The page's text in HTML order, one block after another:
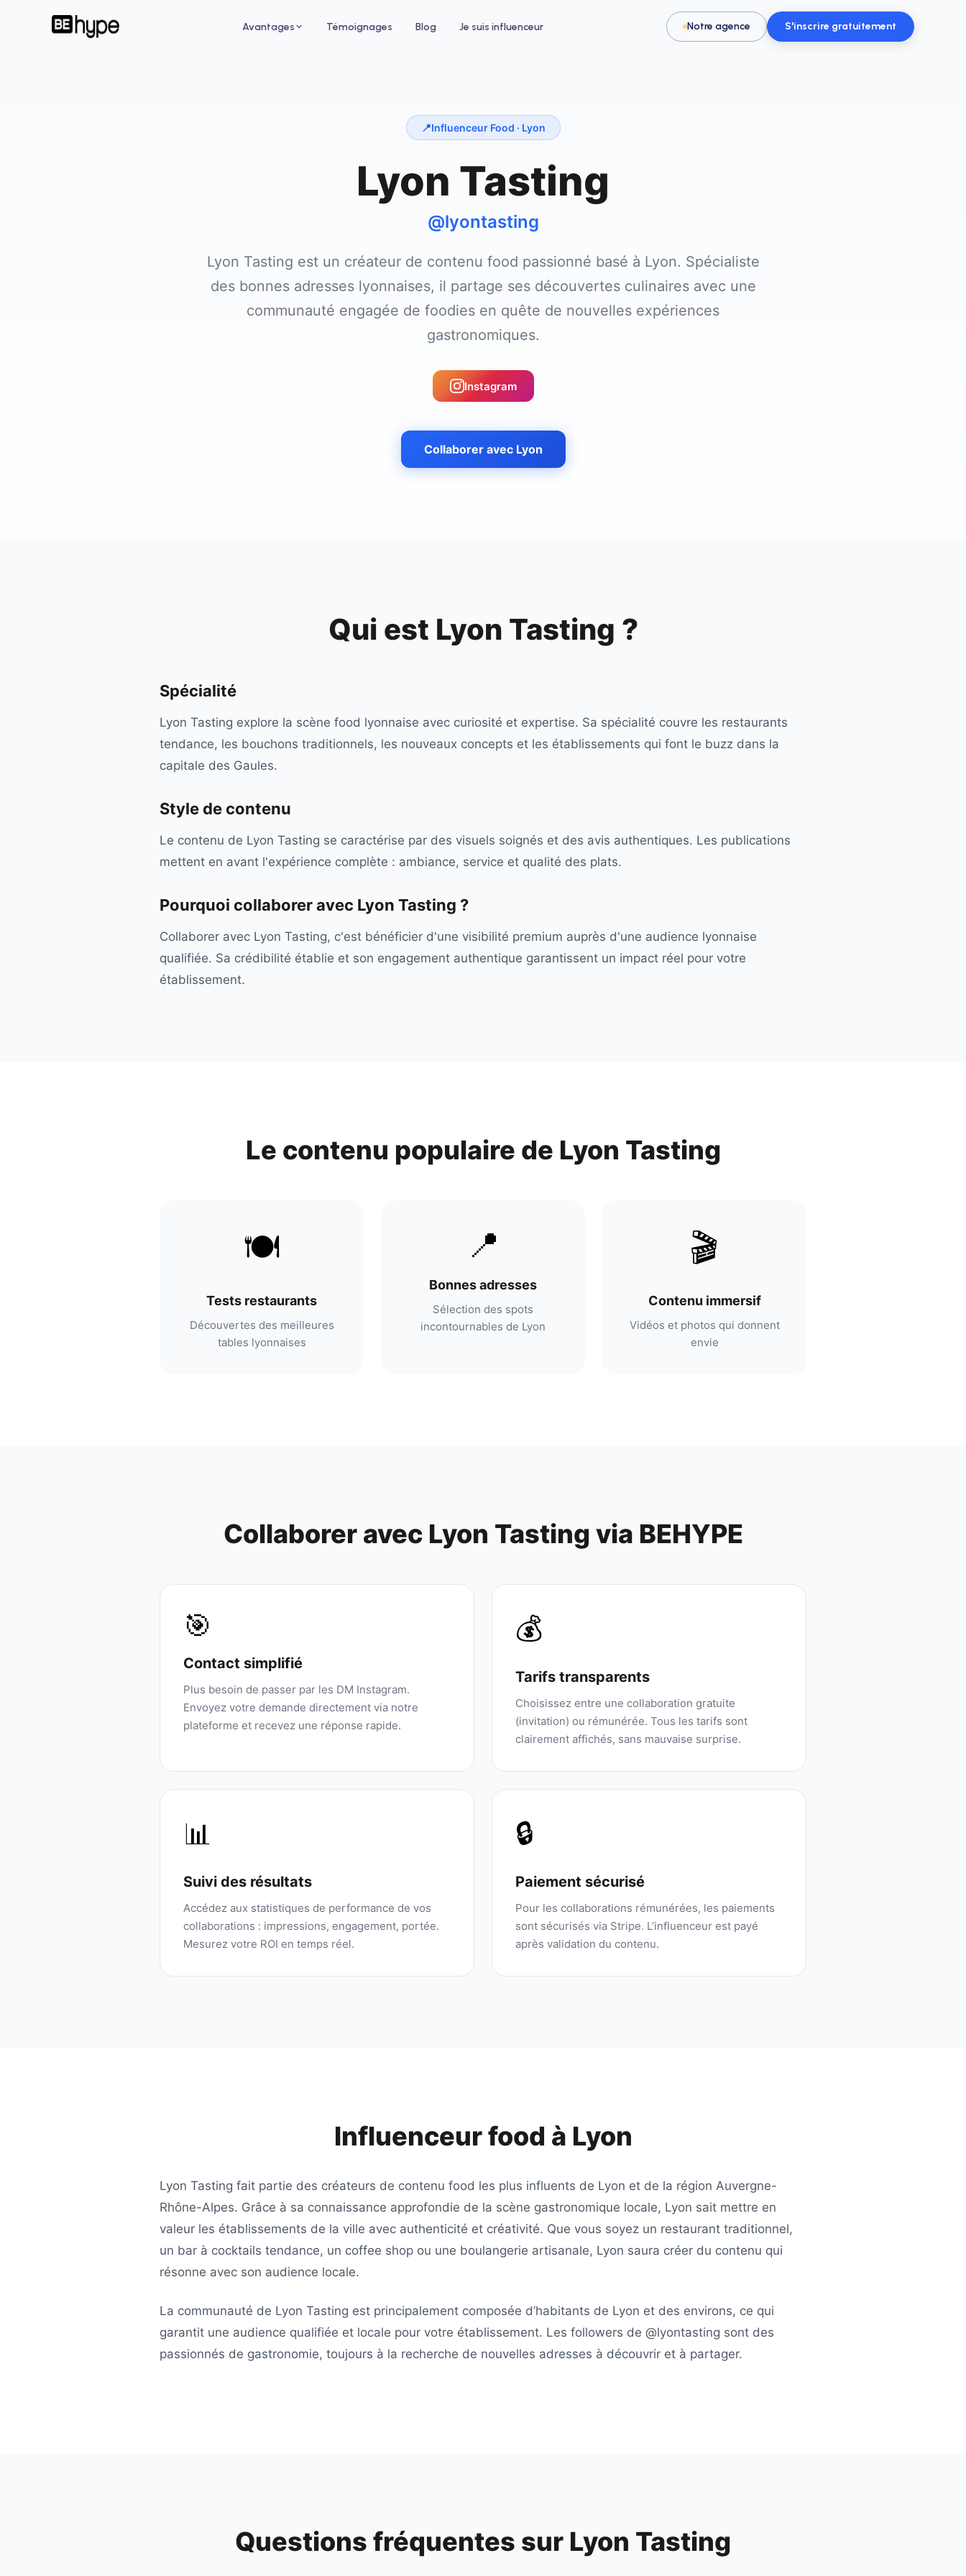
Avantages
Pour un hôtel
Augmentez votre taux d'occupation avec
des influenceurs voyage et lifestyle
Pour le bien-être
Développez votre clientèle en institut, spa
ou salon de coiffure
Témoignages Blog Je suis influenceur Notre agence S'inscrire gratuitement
📍Influenceur Food · Lyon
Lyon Tasting
@lyontasting
Lyon Tasting est un créateur de contenu food passionné basé à Lyon. Spécialiste
des bonnes adresses lyonnaises, il partage ses découvertes culinaires avec une
communauté engagée de foodies en quête de nouvelles expériences
gastronomiques.
Instagram
Collaborer avec Lyon
Qui est Lyon Tasting ?
Spécialité
Lyon Tasting explore la scène food lyonnaise avec curiosité et expertise. Sa spécialité couvre les restaurants
tendance, les bouchons traditionnels, les nouveaux concepts et les établissements qui font le buzz dans la
capitale des Gaules.
Style de contenu
Le contenu de Lyon Tasting se caractérise par des visuels soignés et des avis authentiques. Les publications
mettent en avant l'expérience complète : ambiance, service et qualité des plats.
Pourquoi collaborer avec Lyon Tasting ?
Collaborer avec Lyon Tasting, c'est bénéficier d'une visibilité premium auprès d'une audience lyonnaise
qualifiée. Sa crédibilité établie et son engagement authentique garantissent un impact réel pour votre
établissement.
Le contenu populaire de Lyon Tasting
🍽️
Tests restaurants
Découvertes des meilleures
tables lyonnaises
📍
Bonnes adresses
Sélection des spots
incontournables de Lyon
🎬
Contenu immersif
Vidéos et photos qui donnent
envie
Collaborer avec Lyon Tasting via BEHYPE
🎯
Contact simplifié
Plus besoin de passer par les DM Instagram.
Envoyez votre demande directement via notre
plateforme et recevez une réponse rapide.
💰
Tarifs transparents
Choisissez entre une collaboration gratuite
(invitation) ou rémunérée. Tous les tarifs sont
clairement affichés, sans mauvaise surprise.
📊
Suivi des résultats
Accédez aux statistiques de performance de vos
collaborations : impressions, engagement, portée.
Mesurez votre ROI en temps réel.
🔒
Paiement sécurisé
Pour les collaborations rémunérées, les paiements
sont sécurisés via Stripe. L’influenceur est payé
après validation du contenu.
Influenceur food à Lyon
Lyon Tasting fait partie des créateurs de contenu food les plus influents de Lyon et de la région Auvergne-
Rhône-Alpes. Grâce à sa connaissance approfondie de la scène gastronomique locale, Lyon sait mettre en
valeur les établissements de la ville avec authenticité et créativité. Que vous soyez un restaurant traditionnel,
un bar à cocktails tendance, un coffee shop ou une boulangerie artisanale, Lyon saura créer du contenu qui
résonne avec son audience locale.
La communauté de Lyon Tasting est principalement composée d’habitants de Lyon et des environs, ce qui
garantit une audience qualifiée et locale pour votre établissement. Les followers de @lyontasting sont des
passionnés de gastronomie, toujours à la recherche de nouvelles adresses à découvrir et à partager.
Questions fréquentes sur Lyon Tasting